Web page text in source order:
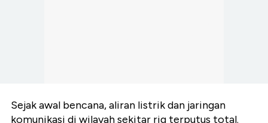
Sejak awal bencana, aliran listrik dan jaringan
komunikasi di wilayah sekitar rig terputus total.